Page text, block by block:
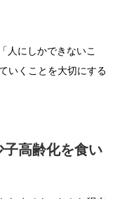
人にしかできないこ
いくことを大切にする
子高齢化を食い